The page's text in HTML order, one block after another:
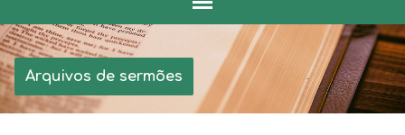
Arquivos de sermões